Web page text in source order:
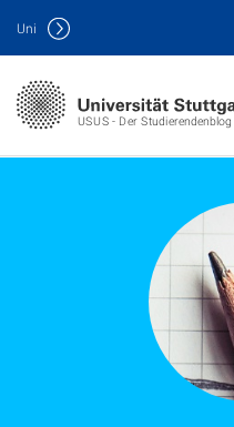
USUS - Der Studierendenblog
Uni